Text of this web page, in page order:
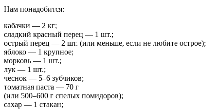
Нам понадобится:
кабачки — 2 кг;
сладкий красный перец — 1 шт.;
острый перец — 2 шт. (или меньше, если не любите острое);
яблоко — 1 крупное;
морковь — 1 шт.;
лук — 1 шт.;
чеснок — 5–6 зубчиков;
томатная паста — 70 г
(или 500–600 г спелых помидоров);
сахар — 1 стакан;